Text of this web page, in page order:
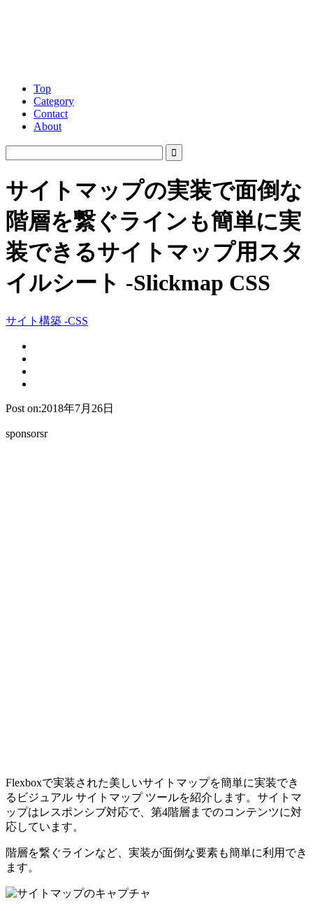
Top
Category
Contact
About
サイトマップの実装で面倒な
階層を繋ぐラインも簡単に実
装できるサイトマップ用スタ
イルシート -Slickmap CSS
サイト構築 -CSS
Post on:2018年7月26日
sponsorsr
Flexboxで実装された美しいサイトマップを簡単に実装でき
るビジュアル サイトマップ ツールを紹介します。サイトマ
ップはレスポンシブ対応で、第4階層までのコンテンツに対
応しています。
階層を繋ぐラインなど、実装が面倒な要素も簡単に利用でき
ます。